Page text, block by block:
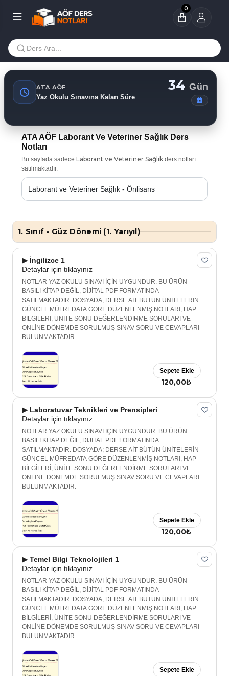
0
ATA AÖF
Yaz Okulu Sınavına Kalan Süre
34Gün
ATA AÖF Laborant Ve Veteriner Sağlık Ders
Notları
Bu sayfada sadece Laborant ve Veteriner Sağlıkders notları
satılmaktadır.
1. Sınıf - Güz Dönemi (1. Yarıyıl)
▶ İngilizce 1
Detaylar için tıklayınız
NOTLAR YAZ OKULU SINAVI İÇİN UYGUNDUR. BU ÜRÜN
BASILI KİTAP DEĞİL, DİJİTAL PDF FORMATINDA
SATILMAKTADIR. DOSYADA; DERSE AİT BÜTÜN ÜNİTELERİN
GÜNCEL MÜFREDATA GÖRE DÜZENLENMİŞ NOTLARI, HAP
BİLGİLERİ, ÜNİTE SONU DEĞERLENDİRME SORULARI VE
ONLİNE DÖNEMDE SORULMUŞ SINAV SORU VE CEVAPLARI
BULUNMAKTADIR.
120,00₺
Sepete Ekle
▶ Laboratuvar Teknikleri ve Prensipleri
Detaylar için tıklayınız
NOTLAR YAZ OKULU SINAVI İÇİN UYGUNDUR. BU ÜRÜN
BASILI KİTAP DEĞİL, DİJİTAL PDF FORMATINDA
SATILMAKTADIR. DOSYADA; DERSE AİT BÜTÜN ÜNİTELERİN
GÜNCEL MÜFREDATA GÖRE DÜZENLENMİŞ NOTLARI, HAP
BİLGİLERİ, ÜNİTE SONU DEĞERLENDİRME SORULARI VE
ONLİNE DÖNEMDE SORULMUŞ SINAV SORU VE CEVAPLARI
BULUNMAKTADIR.
120,00₺
Sepete Ekle
▶ Temel Bilgi Teknolojileri 1
Detaylar için tıklayınız
NOTLAR YAZ OKULU SINAVI İÇİN UYGUNDUR. BU ÜRÜN
BASILI KİTAP DEĞİL, DİJİTAL PDF FORMATINDA
SATILMAKTADIR. DOSYADA; DERSE AİT BÜTÜN ÜNİTELERİN
GÜNCEL MÜFREDATA GÖRE DÜZENLENMİŞ NOTLARI, HAP
BİLGİLERİ, ÜNİTE SONU DEĞERLENDİRME SORULARI VE
ONLİNE DÖNEMDE SORULMUŞ SINAV SORU VE CEVAPLARI
BULUNMAKTADIR.
Sepete Ekle